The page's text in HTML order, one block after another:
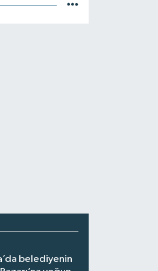
belediyenin